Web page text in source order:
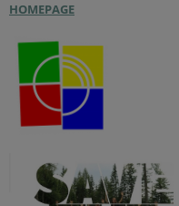
HOMEPAGE